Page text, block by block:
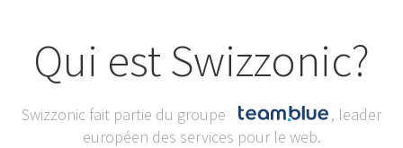
Qui est Swizzonic?
Swizzonic fait partie du groupe
, leader
européen des services pour le web.